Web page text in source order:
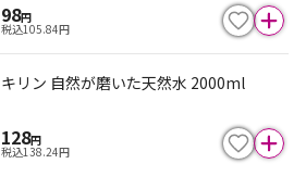
98円
税込105.84円
キリン 自然が磨いた天然水 2000ml
128円
税込138.24円